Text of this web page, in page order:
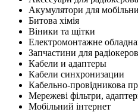
Акумулятори для
Битова хімія
Віники та щітки
Електромонтажне
Запчастини для
Кабели и адаптеры
Кабели синхронизации
Кабельно-провідникова
Мережеві фільтри,
Мобільний інтернет